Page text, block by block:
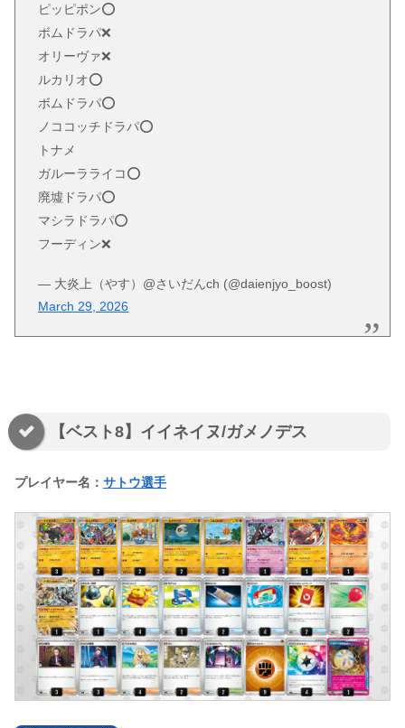
ピッピポン⭕️
ボムドラパ❌
オリーヴァ❌
ルカリオ⭕️
ボムドラパ⭕️
ノココッチドラパ⭕️
トナメ
ガルーラライコ⭕️
廃墟ドラパ⭕️
マシラドラパ⭕️
フーディン❌
— 大炎上（やす）@さいだんch (@daienjyo_boost)
March 29, 2026
【ベスト8】イイネイヌ/ガメノデス
プレイヤー名： サトウ選手